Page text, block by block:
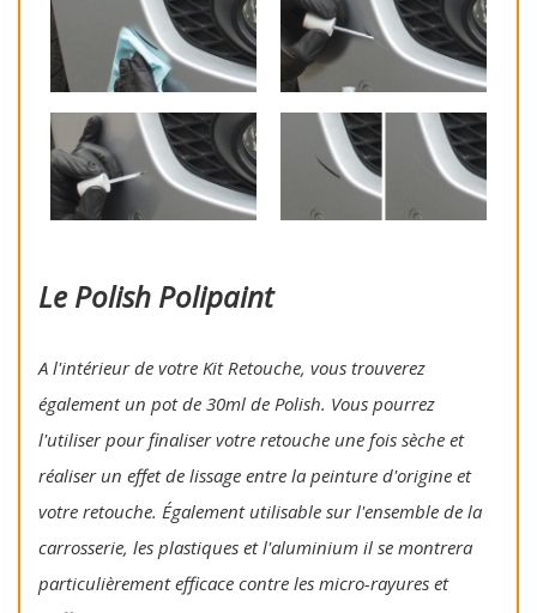
Le Polish Polipaint
A l'intérieur de votre Kit Retouche, vous trouverez
également un pot de 30ml de Polish. Vous pourrez
l'utiliser pour finaliser votre retouche une fois sèche et
réaliser un effet de lissage entre la peinture d'origine et
votre retouche. Également utilisable sur l'ensemble de la
carrosserie, les plastiques et l'aluminium il se montrera
particulièrement efficace contre les micro-rayures et